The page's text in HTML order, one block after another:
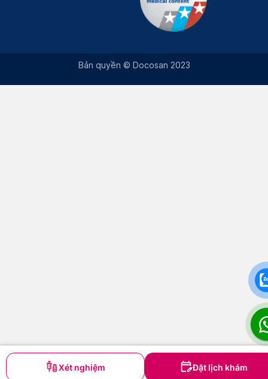
Xét nghiệm Đặt lịch khám
Bản quyền © Docosan 2023